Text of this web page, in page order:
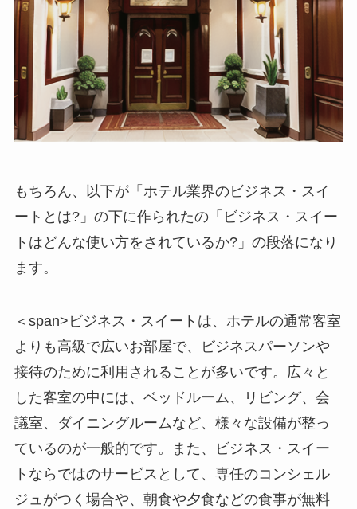
もちろん、以下が「ホテル業界のビジネス・スイ
ートとは?」の下に作られたの「ビジネス・スイー
トはどんな使い方をされているか?」の段落になり
ます。
＜span>ビジネス・スイートは、ホテルの通常客室
よりも高級で広いお部屋で、ビジネスパーソンや
接待のために利用されることが多いです。広々と
した客室の中には、ベッドルーム、リビング、会
議室、ダイニングルームなど、様々な設備が整っ
ているのが一般的です。また、ビジネス・スイー
トならではのサービスとして、専任のコンシェル
ジュがつく場合や、朝食や夕食などの食事が無料